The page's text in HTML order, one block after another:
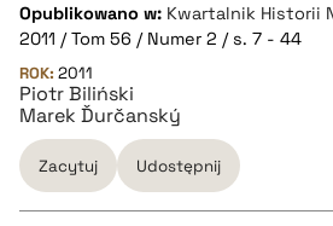
Opublikowano w: Kwartalnik Historii
2011 / Tom 56 / Numer 2 / s. 7 - 44
ROK: 2011
Piotr Biliński
Marek Ďurčanský
Zacytuj Udostępnij